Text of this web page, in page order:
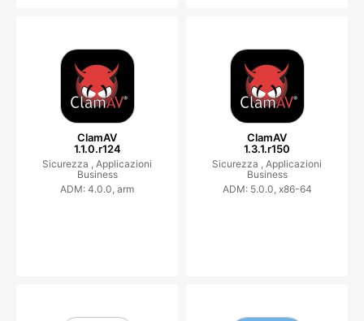
ClamAV
1.1.0.r124
Sicurezza , Applicazioni
Business
ADM: 4.0.0, arm
ClamAV
1.3.1.r150
Sicurezza , Applicazioni
Business
ADM: 5.0.0, x86-64